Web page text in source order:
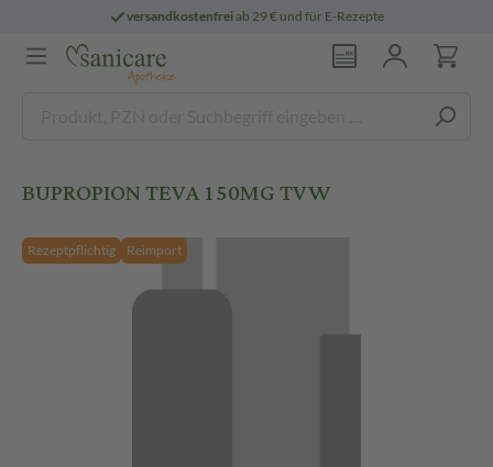
versandkostenfreiab 29 € und für E-Rezepte
BUPROPION TEVA 150MG TVW
Rezeptpflichtig Reimport